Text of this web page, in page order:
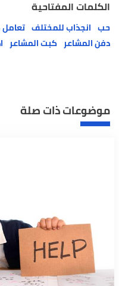
الكلمات المفتاحية
حب انجذاب للمختلف
دفن المشاعر كبت المشاعر
موضوعات ذات صلة